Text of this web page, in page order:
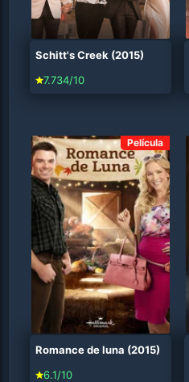
Schitt's Creek (2015)
7.734/10
Película
Romance de luna (2015)
6.1/10